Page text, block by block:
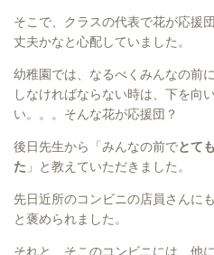
そこで、クラスの代表で花が応援
丈夫かなと心配していました。
幼稚園では、なるべくみんなの前
しなければならない時は、下を向
い。。。そんな花が応援団？
後日先生から「みんなの前でとて
た 」と教えていただきました。
先日近所のコンビニの店員さんに
と褒められました。
それと、そこのコンビニには、他